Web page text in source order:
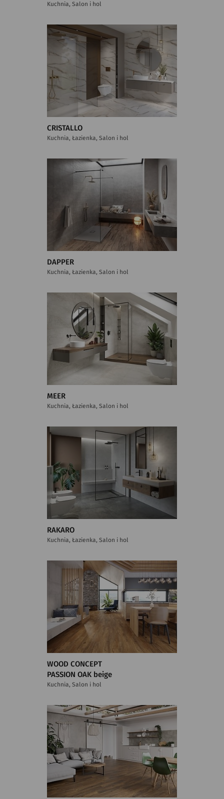
Kuchnia, Salon i hol
CRISTALLO
Kuchnia, Łazienka, Salon i hol
DAPPER
Kuchnia, Łazienka, Salon i hol
MEER
Kuchnia, Łazienka, Salon i hol
RAKARO
Kuchnia, Łazienka, Salon i hol
WOOD CONCEPT
PASSION OAK beige
Kuchnia, Salon i hol